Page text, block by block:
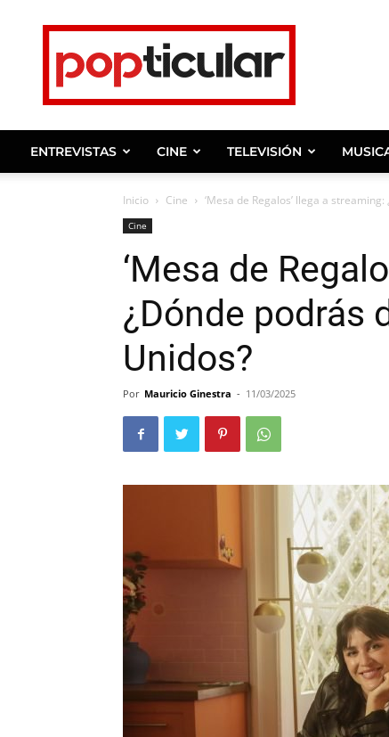
Noticias
de
y
celebridades.
ENTREVISTAS CINE TELEVISIÓN
Inicio Cine ‘Mesa de Regalos’ llega a
Cine
‘Mesa de
¿Dónde podrás
Unidos?
Por Mauricio Ginestra - 11/03/2025